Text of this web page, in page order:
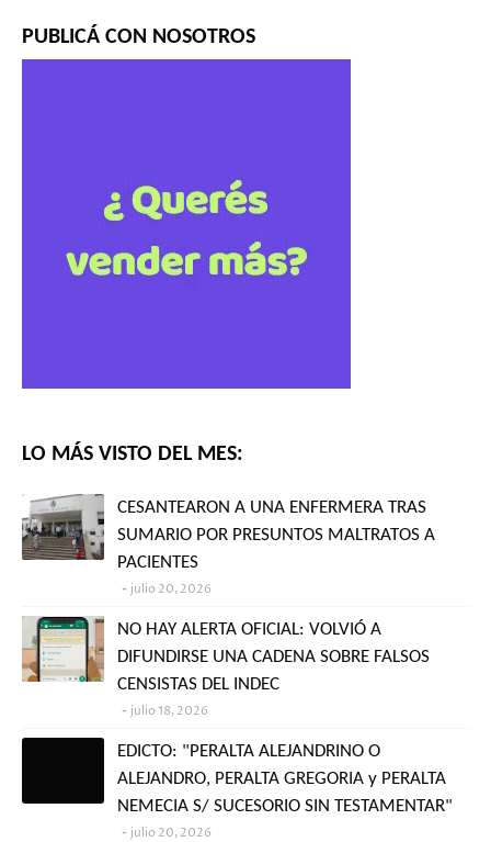
PUBLICÁ CON NOSOTROS
LO MÁS VISTO DEL MES:
CESANTEARON A UNA ENFERMERA TRAS
SUMARIO POR PRESUNTOS MALTRATOS A
PACIENTES
julio 20, 2026
NO HAY ALERTA OFICIAL: VOLVIÓ A
DIFUNDIRSE UNA CADENA SOBRE FALSOS
CENSISTAS DEL INDEC
julio 18, 2026
EDICTO: "PERALTA ALEJANDRINO O
ALEJANDRO, PERALTA GREGORIA y PERALTA
NEMECIA S/ SUCESORIO SIN TESTAMENTAR"
julio 20, 2026